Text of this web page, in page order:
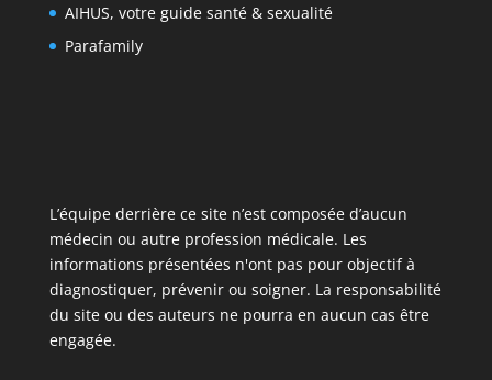
AIHUS, votre guide santé & sexualité
Parafamily
L’équipe derrière ce site n’est composée d’aucun
médecin ou autre profession médicale. Les
informations présentées n'ont pas pour objectif à
diagnostiquer, prévenir ou soigner. La responsabilité
du site ou des auteurs ne pourra en aucun cas être
engagée.